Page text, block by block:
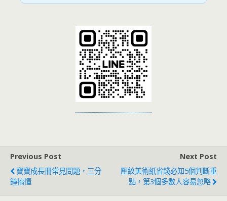
Previous Post
寶寶成長冊常見問題，三分
鐘搞懂
Next Post
壓紋美術紙省錢必知5個判斷重
點，第3個多數人容易忽略